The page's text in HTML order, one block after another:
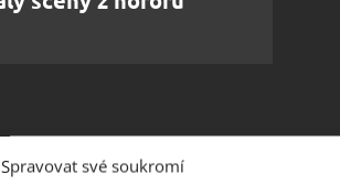
Spravovat své soukromí
knihy, rozpadající
přerušovaly jen občasné